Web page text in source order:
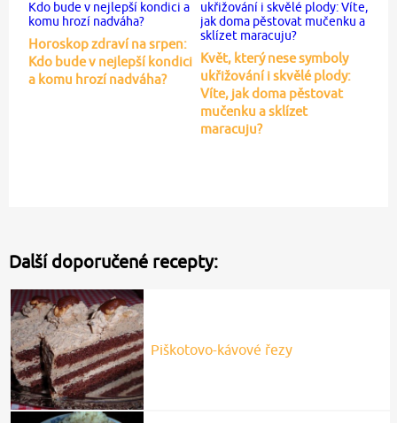
Horoskop zdraví na srpen:
Kdo bude v nejlepší kondici
a komu hrozí nadváha?
Květ, který nese symboly
ukřižování i skvělé plody:
Víte, jak doma pěstovat
mučenku a sklízet
maracuju?
Další doporučené recepty:
Piškotovo-kávové řezy